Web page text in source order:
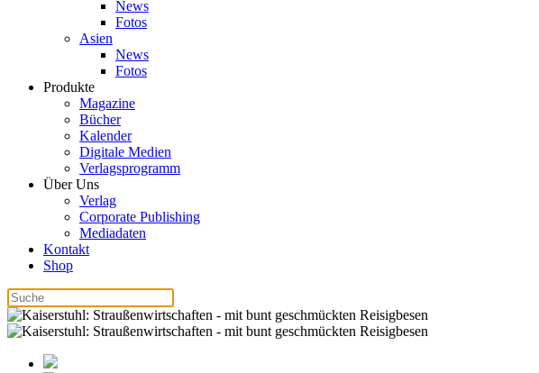
News
Fotos
Asien
News
Fotos
Produkte
Magazine
Bücher
Kalender
Digitale Medien
Verlagsprogramm
Über Uns
Verlag
Corporate Publishing
Mediadaten
Kontakt
Shop